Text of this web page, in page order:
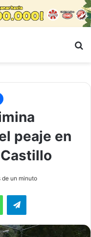
peaje en
de un minuto
WhatsAppTelegram